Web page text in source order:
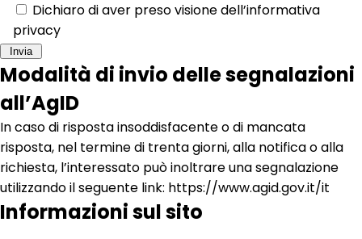
Dichiaro di aver preso visione dell’informativa
privacy
Modalità di invio delle segnalazioni
all’AgID
In caso di risposta insoddisfacente o di mancata
risposta, nel termine di trenta giorni, alla notifica o alla
richiesta, l’interessato può inoltrare una segnalazione
utilizzando il seguente link: https://www.agid.gov.it/it
Informazioni sul sito